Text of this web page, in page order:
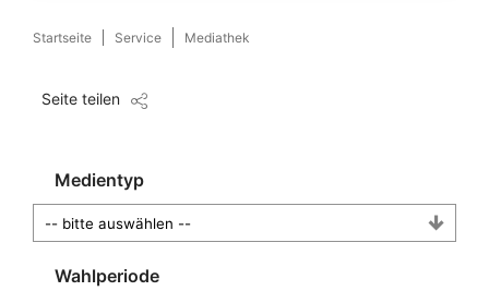
Startseite Service Mediathek
Seite teilen
Medientyp
Wahlperiode